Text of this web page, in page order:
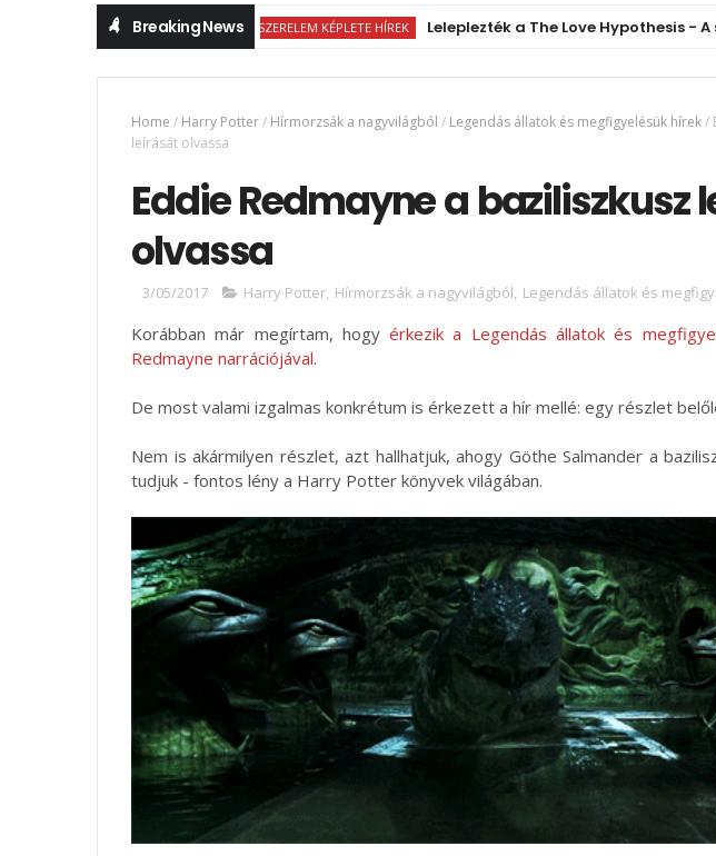
Breaking News
A SZERELEM KÉPLETE HÍREK Leleplezték a The Love Hypothesis - A
Home / Harry Potter/ Hírmorzsák a nagyvilágból / Legendás állatok és megfigyelésük hírek/
leírását olvassa
Eddie Redmayne a baziliszkusz
olvassa
3/05/2017 Harry Potter, Hírmorzsák a nagyvilágból, Legendás állatok és
Korábban már megírtam, hogyérkezik a Legendás állatok és
Redmayne narrációjával.
De most valami izgalmas konkrétum is érkezett a hír mellé: egy részlet
Nem is akármilyen részlet, azt hallhatjuk, ahogy Göthe Salmander a
tudjuk - fontos lény a Harry Potter könyvek világában.